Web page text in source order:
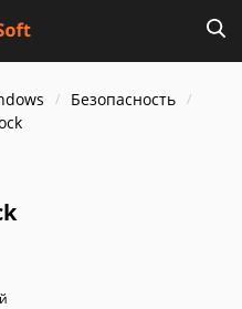
Безопасность